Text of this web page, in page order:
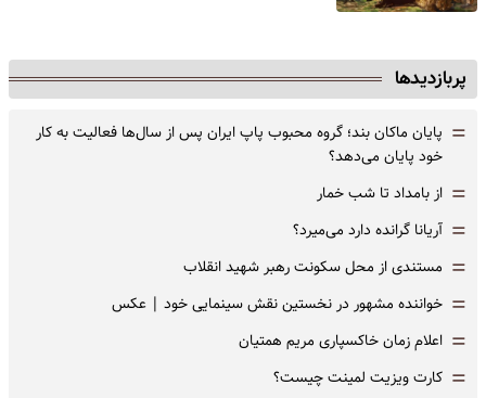
پربازدیدها
= پایان ماکان بند؛ گروه محبوب پاپ ایران پس از سال‌ها فعالیت به کار
خود پایان می‌دهد؟
= از بامداد تا شب خمار
= آریانا گرانده دارد می‌میرد؟
= مستندی از محل سکونت رهبر شهید انقلاب
= خواننده مشهور در نخستین نقش سینمایی خود |‌ عکس
= اعلام زمان خاکسپاری مریم همتیان
= کارت ویزیت لمینت چیست؟